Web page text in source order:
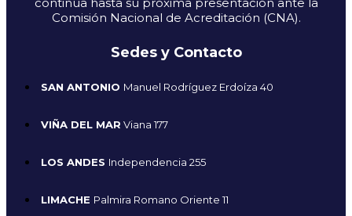
Comisión Nacional de Acreditación (CNA).
Sedes y Contacto
SAN ANTONIO Manuel Rodríguez Erdoíza 40
VIÑA DEL MAR Viana 177
LOS ANDES Independencia 255
LIMACHE Palmira Romano Oriente 11